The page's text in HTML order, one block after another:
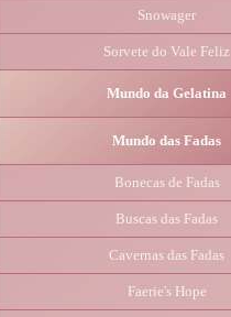
Snowager
Sorvete do Vale Feliz
Mundo da Gelatina
Mundo das Fadas
Bonecas de Fadas
Buscas das Fadas
Cavernas das Fadas
Faerie's Hope